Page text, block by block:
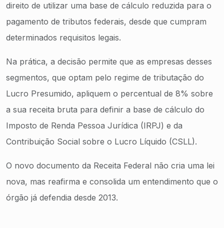
direito de utilizar uma base de cálculo reduzida para o
pagamento de tributos federais, desde que cumpram
determinados requisitos legais.
Na prática, a decisão permite que as empresas desses
segmentos, que optam pelo regime de tributação do
Lucro Presumido, apliquem o percentual de 8% sobre
a sua receita bruta para definir a base de cálculo do
Imposto de Renda Pessoa Jurídica (IRPJ) e da
Contribuição Social sobre o Lucro Líquido (CSLL).
O novo documento da Receita Federal não cria uma lei
nova, mas reafirma e consolida um entendimento que o
órgão já defendia desde 2013.